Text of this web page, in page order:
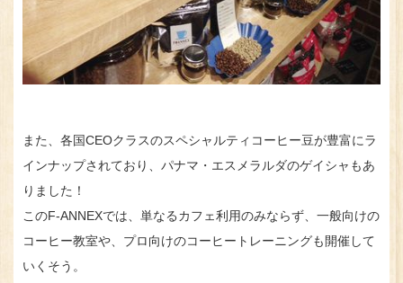
また、各国CEOクラスのスペシャルティコーヒー豆が豊富にラ
インナップされており、パナマ・エスメラルダのゲイシャもあ
りました！
このF-ANNEXでは、単なるカフェ利用のみならず、一般向けの
コーヒー教室や、プロ向けのコーヒートレーニングも開催して
いくそう。